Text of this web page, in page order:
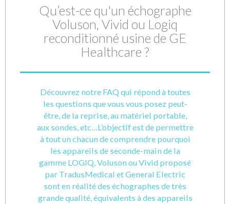
Qu’est-ce qu'un échographe
Voluson, Vivid ou Logiq
reconditionné usine de GE
Healthcare ?
Découvrez notre FAQ qui répond à toutes
les questions que vous vous posez peut-
être, de la reprise, au matériel portable,
aux sondes, etc…L’objectif est de permettre
à tout un chacun de comprendre pourquoi
les appareils de seconde-main de la
gamme LOGIQ, Voluson ou Vivid proposé
par TradusMedical et General Electric
sont en réalité des échographes de très
grande qualité, équivalents à des appareils